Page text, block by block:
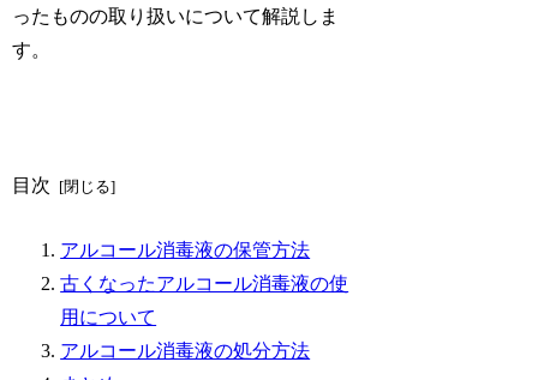
ったものの取り扱いについて解説しま
す。
目次
アルコール消毒液の保管方法
古くなったアルコール消毒液の使
用について
アルコール消毒液の処分方法